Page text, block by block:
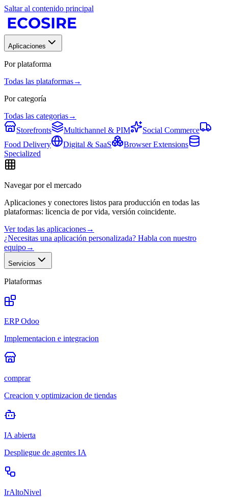
Saltar al contenido principal
Aplicaciones
Por plataforma
Todas las plataformas→
Por categoría
Todas las categorias→
Storefronts
Multichannel & PIM
Social Commerce
Food Delivery
Digital & SaaS
Browser Extensions
Specialized
Navegar por el mercado
Aplicaciones y conectores listos para producción en todas las
plataformas: licencia de por vida, versión coincidente.
Ver todas las aplicaciones→
¿Necesitas una aplicación personalizada? Habla con nuestro
equipo→
Servicios
Plataformas
ERP Odoo
Implementacion e integracion
comprar
Creacion y optimizacion de tiendas
IA abierta
Despliegue de agentes IA
IrAltoNivel